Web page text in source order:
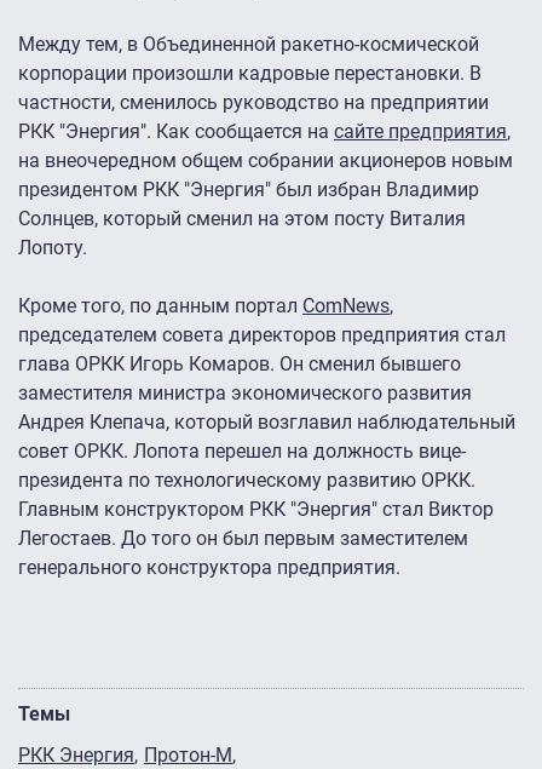
Между тем, в Объединенной ракетно-космической
корпорации произошли кадровые перестановки. В
частности, сменилось руководство на предприятии
РКК "Энергия". Как сообщается на сайте предприятия,
на внеочередном общем собрании акционеров новым
президентом РКК "Энергия" был избран Владимир
Солнцев, который сменил на этом посту Виталия
Лопоту.
Кроме того, по данным портал ComNews,
председателем совета директоров предприятия стал
глава ОРКК Игорь Комаров. Он сменил бывшего
заместителя министра экономического развития
Андрея Клепача, который возглавил наблюдательный
совет ОРКК. Лопота перешел на должность вице-
президента по технологическому развитию ОРКК.
Главным конструктором РКК "Энергия" стал Виктор
Легостаев. До того он был первым заместителем
генерального конструктора предприятия.
Темы
РКК Энергия
Протон-М